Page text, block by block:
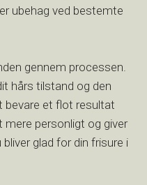
ubehag ved bestemte
gennem processen.
hårs tilstand og den
bevare et flot resultat
personligt og giver
glad for din frisure i